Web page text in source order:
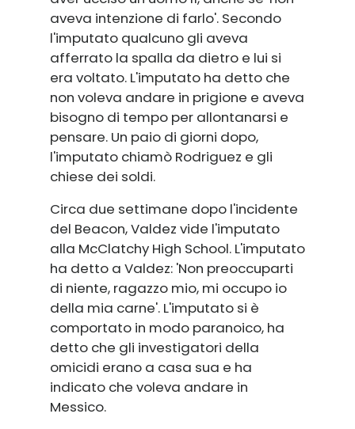
aveva intenzione di farlo'. Secondo
l'imputato qualcuno gli aveva
afferrato la spalla da dietro e lui si
era voltato. L'imputato ha detto che
non voleva andare in prigione e aveva
bisogno di tempo per allontanarsi e
pensare. Un paio di giorni dopo,
l'imputato chiamò Rodriguez e gli
chiese dei soldi.
Circa due settimane dopo l'incidente
del Beacon, Valdez vide l'imputato
alla McClatchy High School. L'imputato
ha detto a Valdez: 'Non preoccuparti
di niente, ragazzo mio, mi occupo io
della mia carne'. L'imputato si è
comportato in modo paranoico, ha
detto che gli investigatori della
omicidi erano a casa sua e ha
indicato che voleva andare in
Messico.